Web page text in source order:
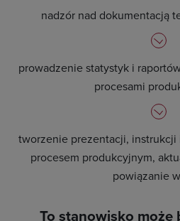
nadzór nad dokumentacją
prowadzenie statystyk i
procesami
tworzenie prezentacji,
procesem produkcyjnym,
powiązanie
To stanowisko może